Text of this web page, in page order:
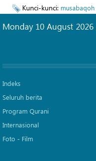
Kunci-kunci: musabaqoh
Monday 10 August 2026
Indeks
Seluruh berita
Program Qurani
Internasional
Foto - Film